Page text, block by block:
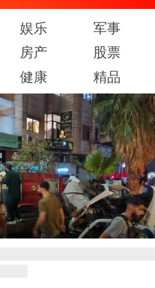
娱乐 军事
房产 股票
健康 精品
图集
云南弥勒：欢庆火把节